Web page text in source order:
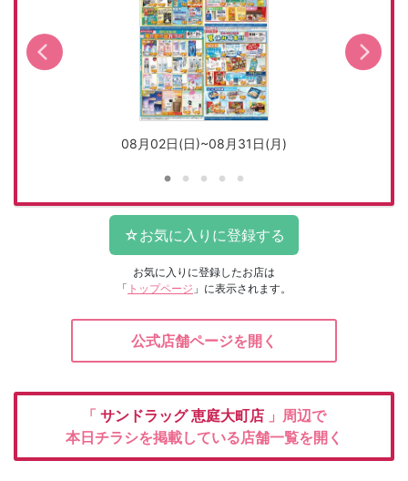
08月02日(日)~08月31日(月)
お気に入りに登録したお店は
「 トップページ 」に表示されます。
公式店舗ページを開く
「 サンドラッグ恵庭大町店 」周辺で
本日チラシを掲載している店舗一覧を開く